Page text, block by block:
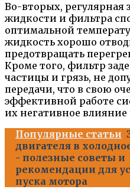
Во-вторых, регулярная
жидкости и фильтра
оптимальной
жидкость хорошо
предотвращать
Кроме того, фильтр
частицы и грязь, не
передачи, что в свою
эффективной работе
их негативное влияние
Популярные статьи
двигателя в
- полезные советы и
рекомендации для
пуска мотора